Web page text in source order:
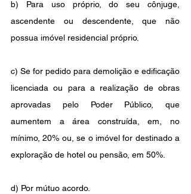
b) Para uso próprio, do seu cônjuge,
ascendente ou descendente, que não
possua imóvel residencial próprio.
c) Se for pedido para demolição e edificação
licenciada ou para a realização de obras
aprovadas pelo Poder Público, que
aumentem a área construída, em, no
mínimo, 20% ou, se o imóvel for destinado a
exploração de hotel ou pensão, em 50%.
d) Por mútuo acordo.